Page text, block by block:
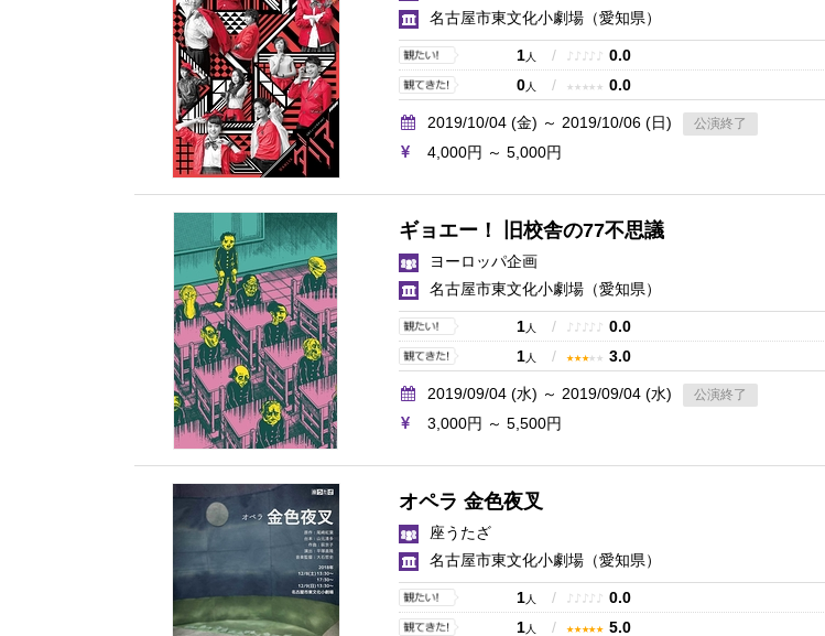
名古屋市東文化小劇場 （愛知県）
1人 / ♪ ♪ ♪ ♪ ♪
0.0
0人 / ★ ★ ★ ★ ★ 0.0
2019/10/04 (金) ～ 2019/10/06 (日) 公演終了
4,000円 ～ 5,000円
ギョエー！ 旧校舎の77不思議
ヨーロッパ企画
名古屋市東文化小劇場 （愛知県）
1人 / ♪ ♪ ♪ ♪ ♪
0.0
1人 / ★ ★ ★ ★ ★ 3.0
2019/09/04 (水) ～ 2019/09/04 (水) 公演終了
3,000円 ～ 5,500円
オペラ 金色夜叉
座うたざ
名古屋市東文化小劇場 （愛知県）
1人 / ♪ ♪ ♪ ♪ ♪
0.0
1人 / ★ ★ ★ ★ ★ 5.0